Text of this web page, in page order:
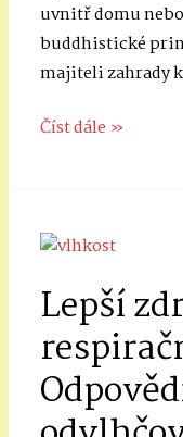
uvnitř domu
buddhistické
majiteli zahrady
Vytváření
Číst dále »
Lepší